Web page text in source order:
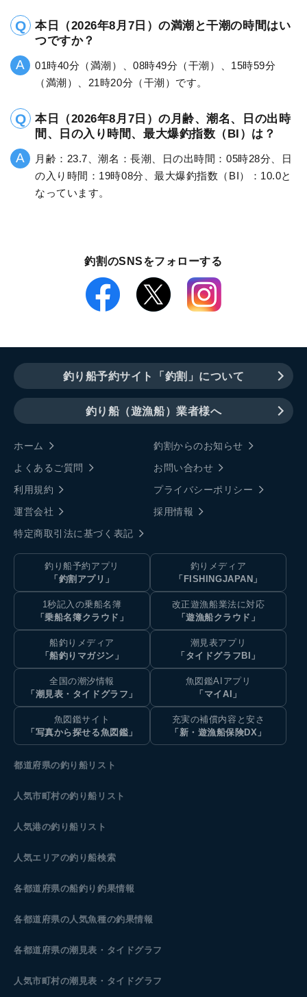
本日（2026年8月7日）の満潮と干潮の時間はい
つですか？
01時40分（満潮）、08時49分（干潮）、15時59分
（満潮）、21時20分（干潮）です。
本日（2026年8月7日）の月齢、潮名、日の出時
間、日の入り時間、最大爆釣指数（BI）は？
月齢：23.7、潮名：長潮、日の出時間：05時28分、日
の入り時間：19時08分、最大爆釣指数（BI）：10.0と
なっています。
釣割のSNSをフォローする
釣り船予約サイト「釣割」について
釣り船（遊漁船）業者様へ
ホーム
釣割からのお知らせ
よくあるご質問
お問い合わせ
利用規約
プライバシーポリシー
運営会社
採用情報
特定商取引法に基づく表記
釣り船予約アプリ
「釣割アプリ」
釣りメディア
「FISHINGJAPAN」
1秒記入の乗船名簿
「乗船名簿クラウド」
改正遊漁船業法に対応
「遊漁船クラウド」
船釣りメディア
「船釣りマガジン」
潮見表アプリ
「タイドグラフBI」
全国の潮汐情報
「潮見表・タイドグラフ」
魚図鑑AIアプリ
「マイAI」
魚図鑑サイト
「写真から探せる魚図鑑」
充実の補償内容と安さ
「新・遊漁船保険DX」
都道府県の釣り船リスト
人気市町村の釣り船リスト
人気港の釣り船リスト
人気エリアの釣り船検索
各都道府県の船釣り釣果情報
各都道府県の人気魚種の釣果情報
各都道府県の潮見表 ・タイドグラフ
人気市町村の潮見表・タイドグラフ